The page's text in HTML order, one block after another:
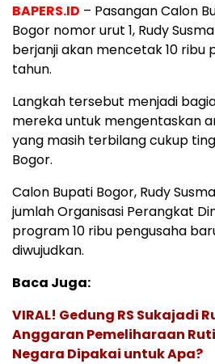
BAPERS.ID – Pasangan Calon
Bogor nomor urut 1, Rudy
berjanji akan mencetak 10 ribu
tahun.
Langkah tersebut menjadi
mereka untuk mengentaskan
yang masih terbilang cukup
Bogor.
Calon Bupati Bogor, Rudy
jumlah Organisasi Perangkat
program 10 ribu pengusaha
diwujudkan.
Baca Juga:
VIRAL! Gedung RS Sukajadi
Anggaran Pemeliharaan
Negara Dipakai untuk Apa?